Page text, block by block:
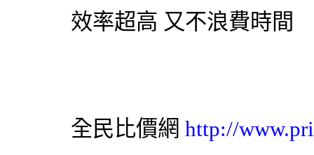
效率超高 又不浪費時間
全民比價網 http://